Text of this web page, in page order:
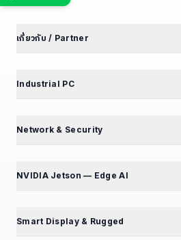
เกี่ยวกับ / Partner
นักลงทุนสัมพันธ์
ร่วมงานกับเรา — เปิดรับ 5 ตำแหน่ง
Industrial PC
Mini PC — Office & SME
UPC Series — LEGO Modular
Network & Security
GT194L — 2.5G Best Seller
IPC090 — Xeon 10G SFP+
NVIDIA Jetson — Edge AI
📦 แคตตาล็อกผลิตภัณฑ์
Smart Display & Rugged